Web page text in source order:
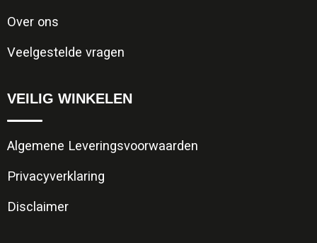
Over ons
Veelgestelde vragen
VEILIG WINKELEN
Algemene Leveringsvoorwaarden
Privacyverklaring
Disclaimer